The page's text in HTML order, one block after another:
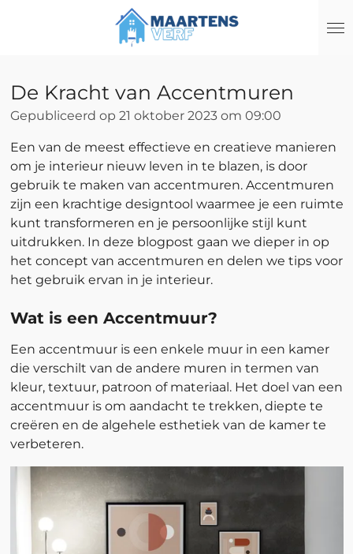
hoofdinhoud
De Kracht van Accentmuren
Gepubliceerd op 21 oktober 2023 om 09:00
Een van de meest effectieve en creatieve manieren
om je interieur nieuw leven in te blazen, is door
gebruik te maken van accentmuren. Accentmuren
zijn een krachtige designtool waarmee je een ruimte
kunt transformeren en je persoonlijke stijl kunt
uitdrukken. In deze blogpost gaan we dieper in op
het concept van accentmuren en delen we tips voor
het gebruik ervan in je interieur.
Wat is een Accentmuur?
Een accentmuur is een enkele muur in een kamer
die verschilt van de andere muren in termen van
kleur, textuur, patroon of materiaal. Het doel van een
accentmuur is om aandacht te trekken, diepte te
creëren en de algehele esthetiek van de kamer te
verbeteren.